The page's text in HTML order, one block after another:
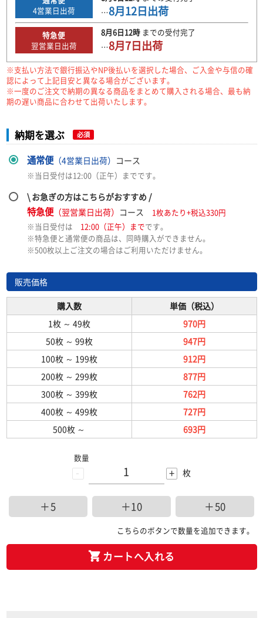
4営業日出荷
…8月12日出荷
特急便
翌営業日出荷
8月6日12時までの受付完了
…8月7日出荷
※支払い方法で銀行振込やNP後払いを選択した場合、ご入金や与信の確
認によって上記目安と異なる場合がございます。
※一度のご注文で納期の異なる商品をまとめて購入される場合、最も納
期の遅い商品に合わせて出荷いたします。
納期を選ぶ 必須
通常便（4営業日出荷） コース
※当日受付は12:00（正午）までです。
\ お急ぎの方はこちらがおすすめ /
特急便（翌営業日出荷） コース
1枚あたり+税込330円
※当日受付は 12:00（正午）までです。
※特急便と通常便の商品は、同時購入ができません。
※500枚以上ご注文の場合はご利用いただけません。
販売価格
購入数
単価（税込）
1枚 ～ 49枚
970円
50枚 ～ 99枚
947円
100枚 ～ 199枚
912円
200枚 ～ 299枚
877円
300枚 ～ 399枚
762円
400枚 ～ 499枚
727円
500枚 ～ 693円
-
数量
+ 枚
＋5 ＋10 ＋50
こちらのボタンで数量を追加できます。
カートへ入れる